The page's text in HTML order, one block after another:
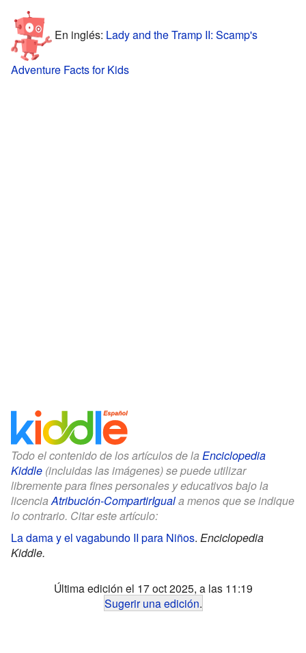
En inglés: Lady and the Tramp II: Scamp's
Adventure Facts for Kids
Todo el contenido de los artículos de la Enciclopedia
Kiddle (incluidas las imágenes) se puede utilizar
libremente para fines personales y educativos bajo la
licenciaAtribución-CompartirIguala menos que se indique
lo contrario. Citar este artículo:
La dama y el vagabundo II para Niños. Enciclopedia
Kiddle.
Última edición el 17 oct 2025, a las 11:19
Sugerir una edición.